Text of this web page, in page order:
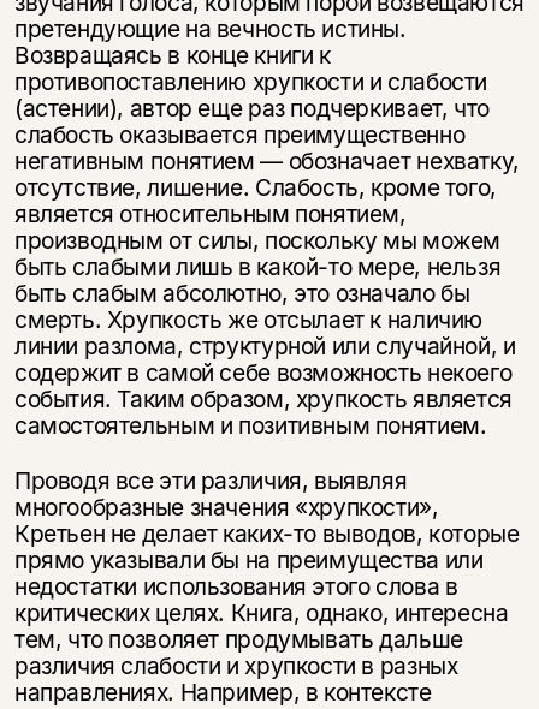
претендующие на вечность истины.
Возвращаясь в конце книги к
противопоставлению хрупкости и слабости
(астении), автор еще раз подчеркивает, что
слабость оказывается преимущественно
негативным понятием — обозначает нехватку,
отсутствие, лишение. Слабость, кроме того,
является относительным понятием,
производным от силы, поскольку мы можем
быть слабыми лишь в какой-то мере, нельзя
быть слабым абсолютно, это означало бы
смерть. Хрупкость же отсылает к наличию
линии разлома, структурной или случайной, и
содержит в самой себе возможность некоего
события. Таким образом, хрупкость является
самостоятельным и позитивным понятием.
Проводя все эти различия, выявляя
многообразные значения «хрупкости»,
Кретьен не делает каких-то выводов, которые
прямо указывали бы на преимущества или
недостатки использования этого слова в
критических целях. Книга, однако, интересна
тем, что позволяет продумывать дальше
различия слабости и хрупкости в разных
направлениях. Например, в контексте